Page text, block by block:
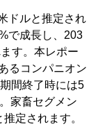
ドルと推定され
で成長し、203
す。本レポー
るコンパニオン
間終了時には5
家畜セグメン
定されます。